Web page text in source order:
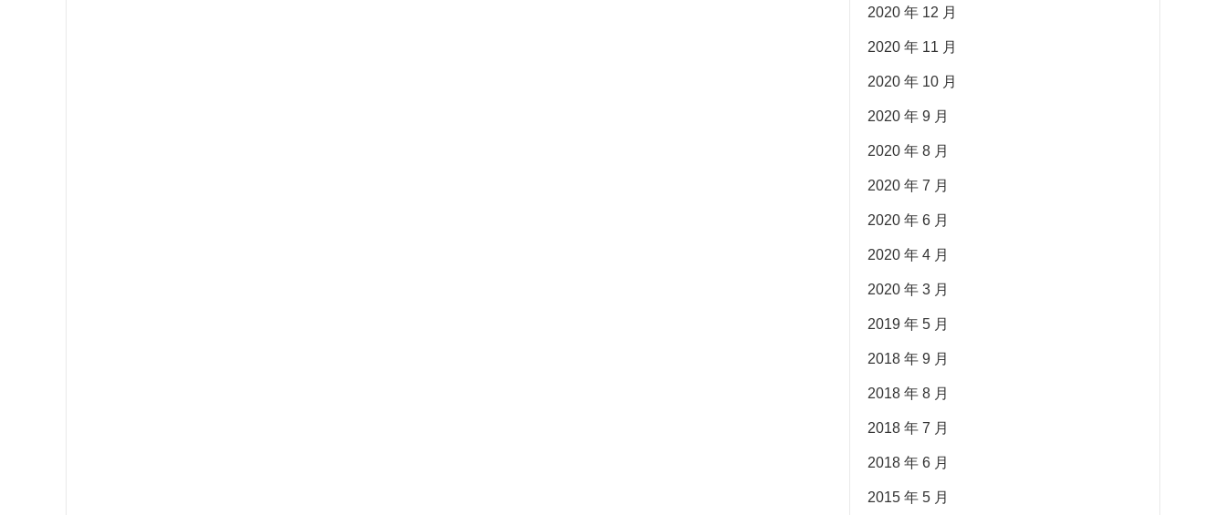
2020 年 12 月
2020 年 11 月
2020 年 10 月
2020 年 9 月
2020 年 8 月
2020 年 7 月
2020 年 6 月
2020 年 4 月
2020 年 3 月
2019 年 5 月
2018 年 9 月
2018 年 8 月
2018 年 7 月
2018 年 6 月
2015 年 5 月